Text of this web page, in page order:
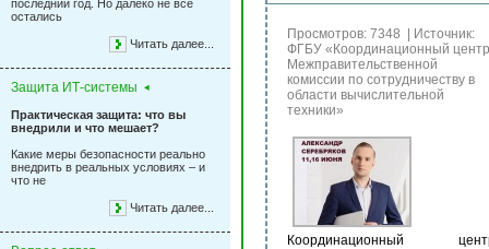
последний год. Но далеко не все
остались
Читать далее...
Защита ИТ-системы
Практическая защита: что вы
внедрили и что мешает?
Какие меры безопасности реально
внедрить в реальных условиях – и
что не
Читать далее...
Просмотров: 7348
Источник:
ФГБУ «Координационный центр
Межправительственной
комиссии по сотрудничеству в
области вычислительной
техники»
Координационный